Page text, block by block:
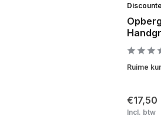
Ruime
€17,50
Incl. btw